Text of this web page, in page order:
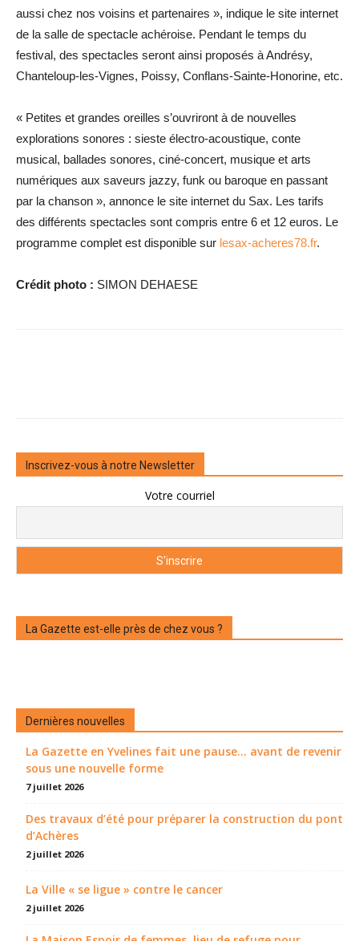
aussi chez nos voisins et partenaires », indique le site internet
de la salle de spectacle achéroise. Pendant le temps du
festival, des spectacles seront ainsi proposés à Andrésy,
Chanteloup-les-Vignes, Poissy, Conflans-Sainte-Honorine, etc.
« Petites et grandes oreilles s’ouvriront à de nouvelles
explorations sonores : sieste électro-acoustique, conte
musical, ballades sonores, ciné-concert, musique et arts
numériques aux saveurs jazzy, funk ou baroque en passant
par la chanson », annonce le site internet du Sax. Les tarifs
des différents spectacles sont compris entre 6 et 12 euros. Le
programme complet est disponible sur lesax-acheres78.fr.
Crédit photo : SIMON DEHAESE
Inscrivez-vous à notre Newsletter
Votre courriel
La Gazette est-elle près de chez vous ?
Dernières nouvelles
La Gazette en Yvelines fait une pause... avant de revenir
sous une nouvelle forme
7 juillet 2026
Des travaux d’été pour préparer la construction du pont
d’Achères
2 juillet 2026
La Ville « se ligue » contre le cancer
2 juillet 2026